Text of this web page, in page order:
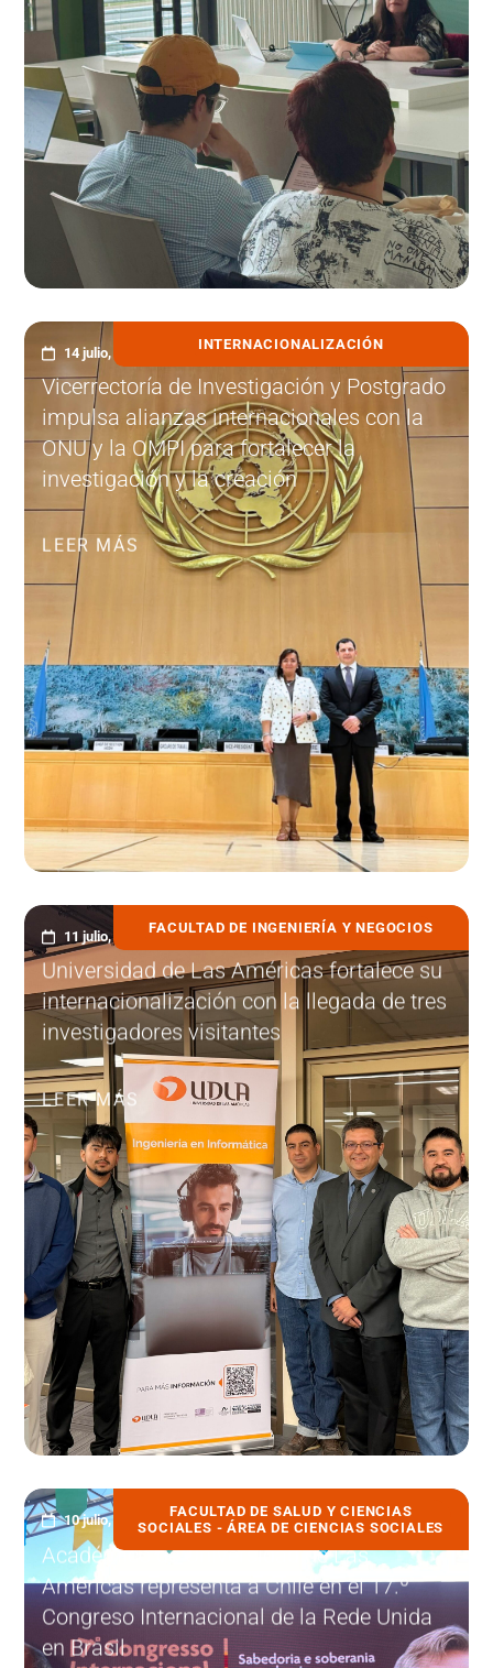
INTERNACIONALIZACIÓN
14 julio, 2026
Vicerrectoría de Investigación y Postgrado
impulsa alianzas internacionales con la
ONU y la OMPI para fortalecer la
investigación y la creación
LEER MÁS
FACULTAD DE INGENIERÍA Y NEGOCIOS
11 julio, 2026
Universidad de Las Américas fortalece su
internacionalización con la llegada de tres
investigadores visitantes
LEER MÁS
FACULTAD DE SALUD Y CIENCIAS
SOCIALES - ÁREA DE CIENCIAS SOCIALES
10 julio, 2026
Académico de Universidad de Las
Américas representa a Chile en el 17.º
Congreso Internacional de la Rede Unida
en Brasil